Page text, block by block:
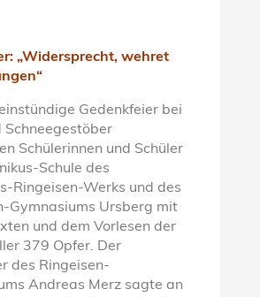
„Widersprecht, wehret
Gedenkfeier bei
Schneegestöber
Schülerinnen und Schüler
Schule des
Ringeisen-Werks und des
Gymnasiums Ursberg mit
und dem Vorlesen der
379 Opfer. Der
des Ringeisen-
Andreas Merz sagte an